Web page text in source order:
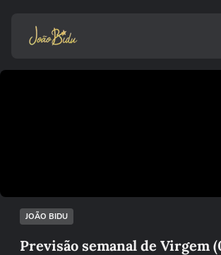
JOÃO BIDU
Previsão semanal de Virgem